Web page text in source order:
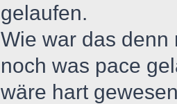
gelaufen.
Wie war das denn
noch was pace
wäre hart